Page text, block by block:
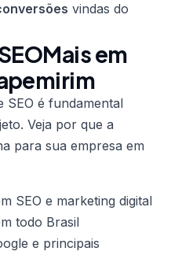
vindas do
em
SEO é fundamental
Veja por que a
para sua empresa em
SEO e marketing digital
todo Brasil
e principais